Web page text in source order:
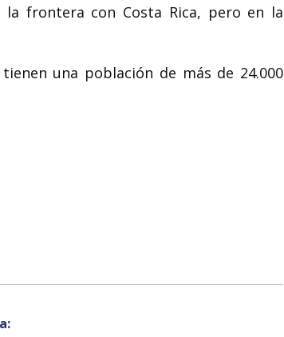
frontera con Costa Rica, pero en la
una población de más de 24.000